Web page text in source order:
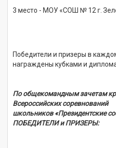
3 место - МОУ «СОШ № 12 г.
Победители и призеры в
награждены кубками и
По общекомандным зачетам
Всероссийских соревнований
школьников «Президентские
ПОБЕДИТЕЛИ и ПРИЗЕРЫ: